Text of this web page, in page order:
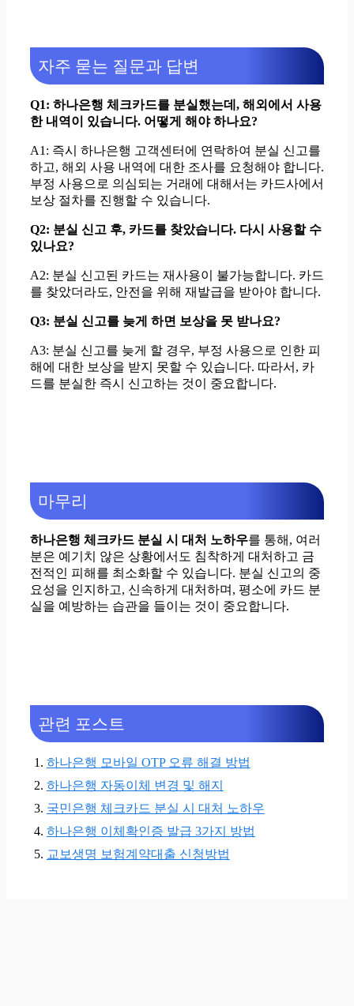
자주 묻는 질문과 답변
Q1: 하나은행 체크카드를 분실했는데, 해외에서 사용
한 내역이 있습니다. 어떻게 해야 하나요?
A1: 즉시 하나은행 고객센터에 연락하여 분실 신고를
하고, 해외 사용 내역에 대한 조사를 요청해야 합니다.
부정 사용으로 의심되는 거래에 대해서는 카드사에서
보상 절차를 진행할 수 있습니다.
Q2: 분실 신고 후, 카드를 찾았습니다. 다시 사용할 수
있나요?
A2: 분실 신고된 카드는 재사용이 불가능합니다. 카드
를 찾았더라도, 안전을 위해 재발급을 받아야 합니다.
Q3: 분실 신고를 늦게 하면 보상을 못 받나요?
A3: 분실 신고를 늦게 할 경우, 부정 사용으로 인한 피
해에 대한 보상을 받지 못할 수 있습니다. 따라서, 카
드를 분실한 즉시 신고하는 것이 중요합니다.
마무리
하나은행 체크카드 분실 시 대처 노하우를 통해, 여러
분은 예기치 않은 상황에서도 침착하게 대처하고 금
전적인 피해를 최소화할 수 있습니다. 분실 신고의 중
요성을 인지하고, 신속하게 대처하며, 평소에 카드 분
실을 예방하는 습관을 들이는 것이 중요합니다.
관련 포스트
하나은행 모바일 OTP 오류 해결 방법
하나은행 자동이체 변경 및 해지
국민은행 체크카드 분실 시 대처 노하우
하나은행 이체확인증 발급 3가지 방법
교보생명 보험계약대출 신청방법